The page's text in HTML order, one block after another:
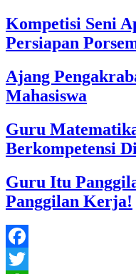
Kompetisi Seni
Persiapan
Ajang
Mahasiswa
Guru
Berkompetensi
Guru Itu
Panggilan Kerja!
Facebook